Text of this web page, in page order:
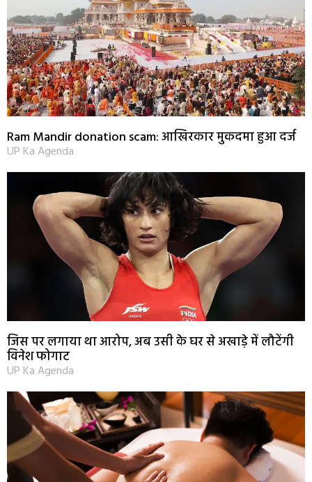
Ram Mandir donation scam: आखिरकार मुकदमा हुआ दर्ज
UP Ka Agenda
जिस पर लगाया था आरोप, अब उसी के घर से अखाड़े में लौटेंगी
विनेश फोगाट
UP Ka Agenda